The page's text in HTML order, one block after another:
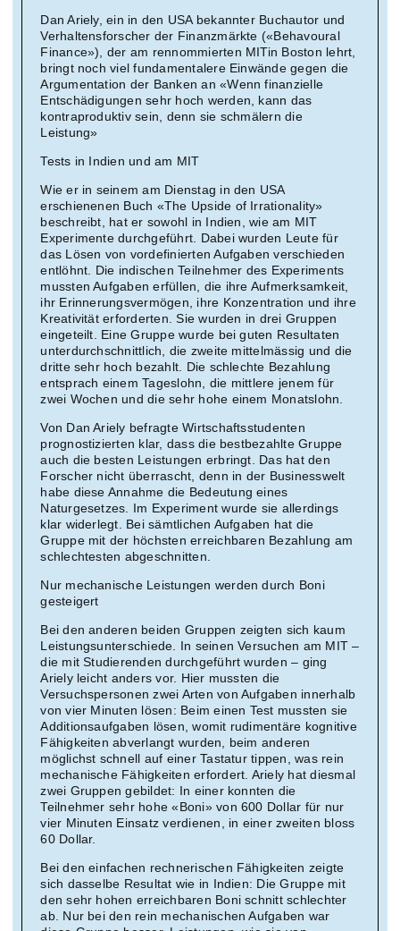
Dan Ariely, ein in den USA bekannter Buchautor und
Verhaltensforscher der Finanzmärkte («Behavoural
Finance»), der am rennommierten MITin Boston lehrt,
bringt noch viel fundamentalere Einwände gegen die
Argumentation der Banken an «Wenn finanzielle
Entschädigungen sehr hoch werden, kann das
kontraproduktiv sein, denn sie schmälern die
Leistung»
Tests in Indien und am MIT
Wie er in seinem am Dienstag in den USA
erschienenen Buch «The Upside of Irrationality»
beschreibt, hat er sowohl in Indien, wie am MIT
Experimente durchgeführt. Dabei wurden Leute für
das Lösen von vordefinierten Aufgaben verschieden
entlöhnt. Die indischen Teilnehmer des Experiments
mussten Aufgaben erfüllen, die ihre Aufmerksamkeit,
ihr Erinnerungsvermögen, ihre Konzentration und ihre
Kreativität erforderten. Sie wurden in drei Gruppen
eingeteilt. Eine Gruppe wurde bei guten Resultaten
unterdurchschnittlich, die zweite mittelmässig und die
dritte sehr hoch bezahlt. Die schlechte Bezahlung
entsprach einem Tageslohn, die mittlere jenem für
zwei Wochen und die sehr hohe einem Monatslohn.
Von Dan Ariely befragte Wirtschaftsstudenten
prognostizierten klar, dass die bestbezahlte Gruppe
auch die besten Leistungen erbringt. Das hat den
Forscher nicht überrascht, denn in der Businesswelt
habe diese Annahme die Bedeutung eines
Naturgesetzes. Im Experiment wurde sie allerdings
klar widerlegt. Bei sämtlichen Aufgaben hat die
Gruppe mit der höchsten erreichbaren Bezahlung am
schlechtesten abgeschnitten.
Nur mechanische Leistungen werden durch Boni
gesteigert
Bei den anderen beiden Gruppen zeigten sich kaum
Leistungsunterschiede. In seinen Versuchen am MIT –
die mit Studierenden durchgeführt wurden – ging
Ariely leicht anders vor. Hier mussten die
Versuchspersonen zwei Arten von Aufgaben innerhalb
von vier Minuten lösen: Beim einen Test mussten sie
Additionsaufgaben lösen, womit rudimentäre kognitive
Fähigkeiten abverlangt wurden, beim anderen
möglichst schnell auf einer Tastatur tippen, was rein
mechanische Fähigkeiten erfordert. Ariely hat diesmal
zwei Gruppen gebildet: In einer konnten die
Teilnehmer sehr hohe «Boni» von 600 Dollar für nur
vier Minuten Einsatz verdienen, in einer zweiten bloss
60 Dollar.
Bei den einfachen rechnerischen Fähigkeiten zeigte
sich dasselbe Resultat wie in Indien: Die Gruppe mit
den sehr hohen erreichbaren Boni schnitt schlechter
ab. Nur bei den rein mechanischen Aufgaben war